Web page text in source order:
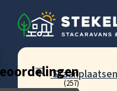
(257)
Staanplaatsen